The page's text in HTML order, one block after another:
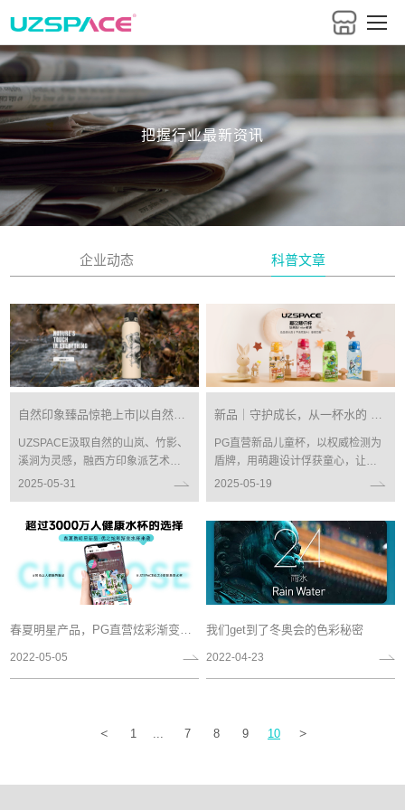
把握行业最新资讯
企业动态 科普文章
UZSPACE汲取自然的山岚、竹影、
溪涧为灵感，融西方印象派艺术与
东方水墨美学于一体，淬炼出「自
2025-05-31
PG直营新品儿童杯，以权威检测为
盾牌，用萌趣设计俘获童心，让每
一口饮水都安全无忧，让每一次成
2025-05-19
2022-05-05
我们get到了冬奥会的色彩秘密
2022-04-23
< 1 7 8 9 10 >